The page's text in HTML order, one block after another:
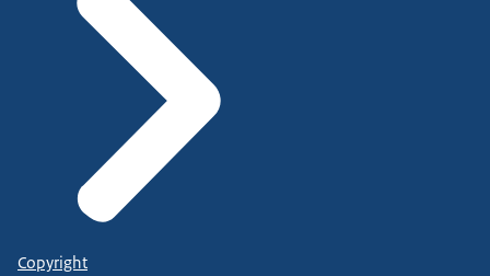
Copyright